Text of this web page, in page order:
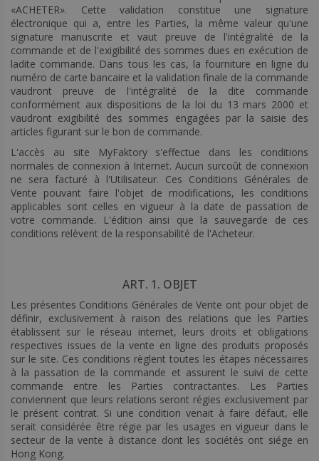
«ACHETER». Cette validation constitue une signature
électronique qui a, entre les Parties, la même valeur qu'une
signature manuscrite et vaut preuve de l'intégralité de la
commande et de l'exigibilité des sommes dues en exécution de
ladite commande. Dans tous les cas, la fourniture en ligne du
numéro de carte bancaire et la validation finale de la commande
vaudront preuve de l'intégralité de la dite commande
conformément aux dispositions de la loi du 13 mars 2000 et
vaudront exigibilité des sommes engagées par la saisie des
articles figurant sur le bon de commande.
L'accès au site MyFaktory s'effectue dans les conditions
normales de connexion à Internet. Aucun surcoût de connexion
ne sera facturé à l'Utilisateur. Ces Conditions Générales de
Vente pouvant faire l'objet de modifications, les conditions
applicables sont celles en vigueur à la date de passation de
votre commande. L'édition ainsi que la sauvegarde de ces
conditions relèvent de la responsabilité de l'Acheteur.
ART. 1. OBJET
Les présentes Conditions Générales de Vente ont pour objet de
définir, exclusivement à raison des relations que les Parties
établissent sur le réseau internet, leurs droits et obligations
respectives issues de la vente en ligne des produits proposés
sur le site. Ces conditions règlent toutes les étapes nécessaires
à la passation de la commande et assurent le suivi de cette
commande entre les Parties contractantes. Les Parties
conviennent que leurs relations seront régies exclusivement par
le présent contrat. Si une condition venait à faire défaut, elle
serait considérée être régie par les usages en vigueur dans le
secteur de la vente à distance dont les sociétés ont siége en
Hong Kong.